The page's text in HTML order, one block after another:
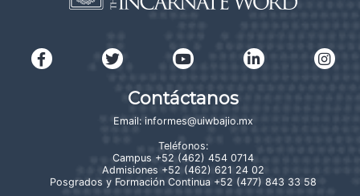
Contáctanos
Email: informes@uiwbajio.mx
Teléfonos:
Campus +52 (462) 454 0714
Admisiones +52 (462) 621 24 02
Posgrados y Formación Continua +52 (477) 843 33 58